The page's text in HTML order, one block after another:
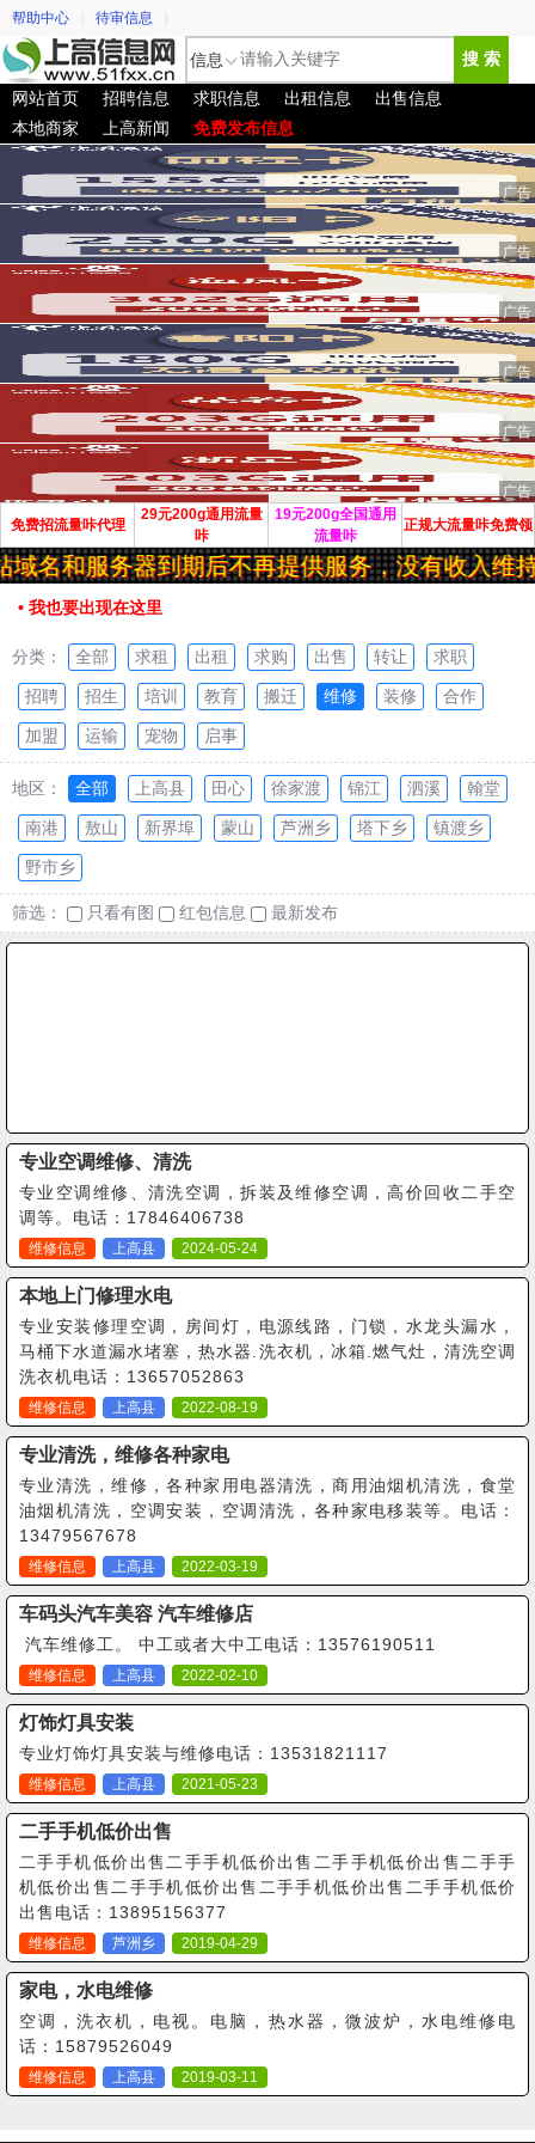
帮助中心 待审信息
信息 搜 索
网站首页 招聘信息 求职信息 出租信息
出售信息
本地商家
上高新闻 免费发布信息
免费招流量咔代理
29元200g通用流量
咔
19元200g全国通用
流量咔
正规大流量咔免费领
名和服务器到期后不再提供服务，没有收入维持
• 我也要出现在这里
分类： 全部 求租 出租 求购 出售 转让 求职
招聘 招生 培训 教育 搬迁 维修 装修 合作
加盟 运输 宠物 启事
地区： 全部 上高县 田心 徐家渡 锦江 泗溪 翰堂
南港 敖山 新界埠 蒙山 芦洲乡 塔下乡 镇渡乡
野市乡
筛选： 只看有图 红包信息 最新发布
专业空调维修、清洗
专业空调维修、清洗空调，拆装及维修空调，高价回收二手空
调等。电话：17846406738
维修信息 上高县 2024-05-24
本地上门修理水电
专业安装修理空调，房间灯，电源线路，门锁，水龙头漏水，
马桶下水道漏水堵塞，热水器.洗衣机，冰箱.燃气灶，清洗空调
洗衣机电话：13657052863
维修信息 上高县 2022-08-19
专业清洗，维修各种家电
专业清洗，维修，各种家用电器清洗，商用油烟机清洗，食堂
油烟机清洗，空调安装，空调清洗，各种家电移装等。电话：
13479567678
维修信息 上高县 2022-03-19
车码头汽车美容 汽车维修店
汽车维修工。 中工或者大中工电话：13576190511
维修信息 上高县 2022-02-10
灯饰灯具安装
专业灯饰灯具安装与维修电话：13531821117
维修信息 上高县 2021-05-23
二手手机低价出售
二手手机低价出售二手手机低价出售二手手机低价出售二手手
机低价出售二手手机低价出售二手手机低价出售二手手机低价
出售电话：13895156377
维修信息 芦洲乡 2019-04-29
家电，水电维修
空调，洗衣机，电视。电脑，热水器，微波炉，水电维修电
话：15879526049
维修信息 上高县 2019-03-11